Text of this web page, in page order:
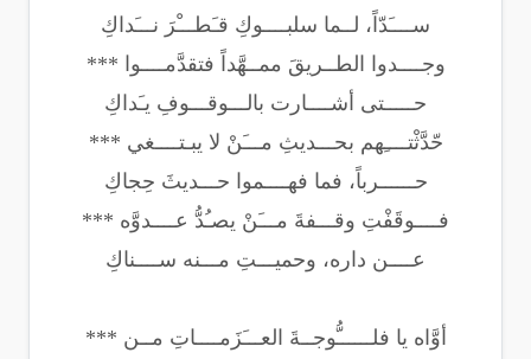
ســــَدّاً، لــما سلبــــوكِ قـَطـــْرَ نـــَداكِ
وجــــدوا الطــريقَ ممــهَّداً فتقدَّمــــوا ***
حـــــتى أشــــارت بالـــوقـــوفِ يـَداكِ
حّدَّثْتــــِهم بحـــديثِ مـــَنْ لا يبـتــــغي ***
حــــــرباً، فما فهــــموا حـــديثَ حِجاكِ
فــــوقَفْتِ وقـــفةَ مـــَنْ يصـُدُّ عــــدوَّه ***
عــــن داره، وحميـــتِ مـــنه ســــناكِ
أوَّاه يا فلــــــُّوجــةَ العـــَزَمــــاتِ مــن ***